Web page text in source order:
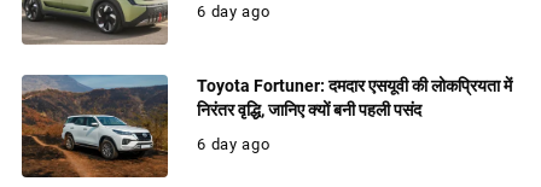
6 day ago
Toyota Fortuner: दमदार एसयूवी की लोकप्रियता में
निरंतर वृद्धि, जानिए क्यों बनी पहली पसंद
6 day ago